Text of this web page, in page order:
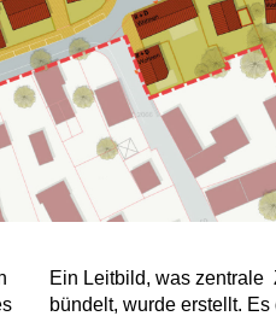
Ein Leitbild, was zentrale
bündelt, wurde erstellt.